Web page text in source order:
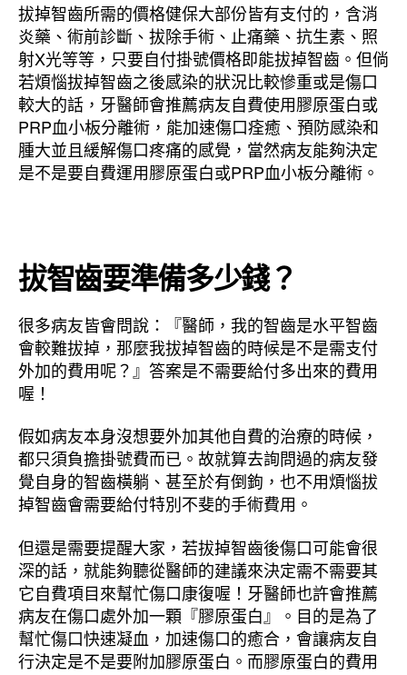
拔掉智齒所需的價格健保大部份皆有支付的，含消
炎藥、術前診斷、拔除手術、止痛藥、抗生素、照
射X光等等，只要自付掛號價格即能拔掉智齒。但倘
若煩惱拔掉智齒之後感染的狀況比較慘重或是傷口
較大的話，牙醫師會推薦病友自費使用膠原蛋白或
PRP血小板分離術，能加速傷口痊癒、預防感染和
腫大並且緩解傷口疼痛的感覺，當然病友能夠決定
是不是要自費運用膠原蛋白或PRP血小板分離術。
拔智齒要準備多少錢？
很多病友皆會問說：『醫師，我的智齒是水平智齒
會較難拔掉，那麼我拔掉智齒的時候是不是需支付
外加的費用呢？』答案是不需要給付多出來的費用
喔！
假如病友本身沒想要外加其他自費的治療的時候，
都只須負擔掛號費而已。故就算去詢問過的病友發
覺自身的智齒橫躺、甚至於有倒鉤，也不用煩惱拔
掉智齒會需要給付特別不斐的手術費用。
但還是需要提醒大家，若拔掉智齒後傷口可能會很
深的話，就能夠聽從醫師的建議來決定需不需要其
它自費項目來幫忙傷口康復喔！牙醫師也許會推薦
病友在傷口處外加一顆『膠原蛋白』。目的是為了
幫忙傷口快速凝血，加速傷口的癒合，會讓病友自
行決定是不是要附加膠原蛋白。而膠原蛋白的費用